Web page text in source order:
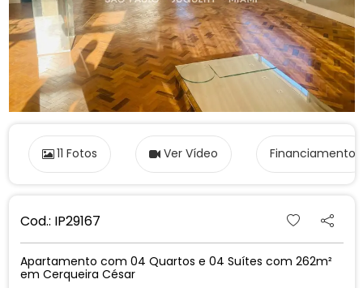
11 Fotos Ver Vídeo Financiamento
Cod.: IP29167
Apartamento com 04 Quartos e 04 Suítes com 262m²
em Cerqueira César